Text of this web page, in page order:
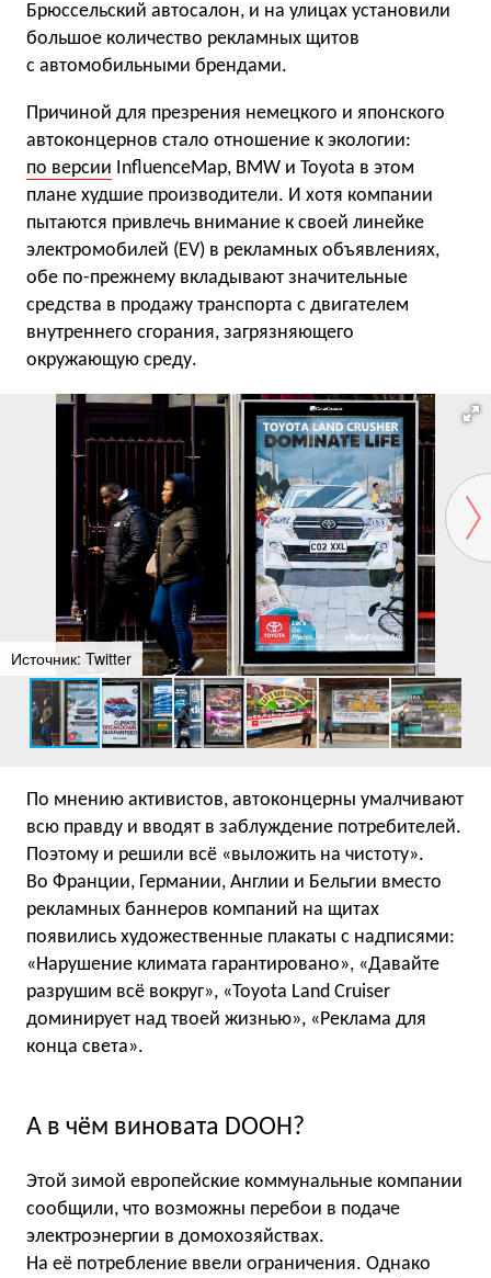
Брюссельский автосалон, и на улицах установили
большое количество рекламных щитов
с автомобильными брендами.
Причиной для презрения немецкого и японского
автоконцернов стало отношение к экологии:
по версии InfluenceMap, BMW и Toyota в этом
плане худшие производители. И хотя компании
пытаются привлечь внимание к своей линейке
электромобилей (EV) в рекламных объявлениях,
обе по-прежнему вкладывают значительные
средства в продажу транспорта с двигателем
внутреннего сгорания, загрязняющего
окружающую среду.
Источник: Twitter
По мнению активистов, автоконцерны умалчивают
всю правду и вводят в заблуждение потребителей.
Поэтому и решили всё «выложить на чистоту».
Во Франции, Германии, Англии и Бельгии вместо
рекламных баннеров компаний на щитах
появились художественные плакаты с надписями:
«Нарушение климата гарантировано», «Давайте
разрушим всё вокруг», «Toyota Land Cruiser
доминирует над твоей жизнью», «Реклама для
конца света».
А в чём виновата DOOH?
Этой зимой европейcкие коммунальные компании
сообщили, что возможны перебои в подаче
электроэнергии в домохозяйствах.
На её потребление ввели ограничения. Однако